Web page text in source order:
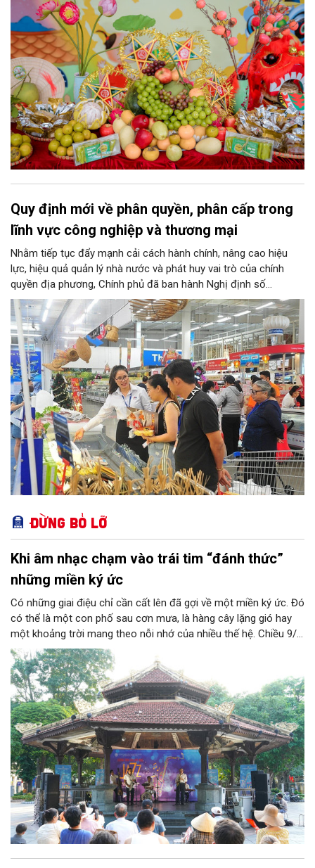
Quy định mới về phân quyền, phân cấp trong
lĩnh vực công nghiệp và thương mại
Nhằm tiếp tục đẩy mạnh cải cách hành chính, nâng cao hiệu
lực, hiệu quả quản lý nhà nước và phát huy vai trò của chính
quyền địa phương, Chính phủ đã ban hành Nghị định số
146/2025/NĐ-CP ngày 12/6/2025 quy định về phân quyền, phân
cấp trong lĩnh vực công nghiệp và thương mại. Trong đó, lĩnh
vực bảo vệ quyền lợi người tiêu dùng có nhiều nội dung quan
trọng được phân cấp cho địa phương, góp phần đưa hoạt động
hỗ trợ người tiêu dùng đến gần người dân hơn.
Đừng bỏ lỡ
Khi âm nhạc chạm vào trái tim “đánh thức”
những miền ký ức
Có những giai điệu chỉ cần cất lên đã gợi về một miền ký ức. Đó
có thể là một con phố sau cơn mưa, là hàng cây lặng gió hay
một khoảng trời mang theo nỗi nhớ của nhiều thế hệ. Chiều 9/8,
tại Nhà Bát Giác - Vườn hoa Lý Thái Tổ, chương trình “Âm nhạc
cuối tuần” sẽ mở ra một không gian như thế, nơi mỗi tác phẩm
trở thành một lát cắt tinh tế về vẻ đẹp của con người và đời
sống.